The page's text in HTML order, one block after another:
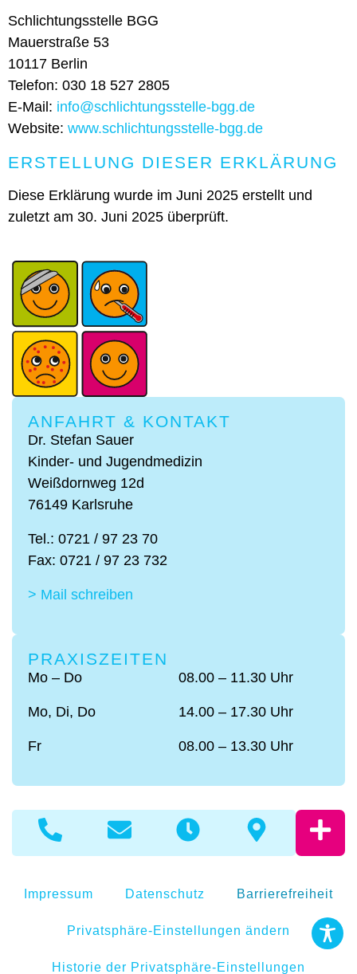
Schlichtungsstelle BGG
Mauerstraße 53
10117 Berlin
Telefon: 030 18 527 2805
E-Mail: info@schlichtungsstelle-bgg.de
Website: www.schlichtungsstelle-bgg.de
ERSTELLUNG DIESER ERKLÄRUNG
Diese Erklärung wurde im Juni 2025 erstellt und
zuletzt am 30. Juni 2025 überprüft.
ANFAHRT & KONTAKT
Dr. Stefan Sauer
Kinder- und Jugendmedizin
Weißdornweg 12d
76149 Karlsruhe
Tel.: 0721 / 97 23 70
Fax: 0721 / 97 23 732
> Mail schreiben
PRAXISZEITEN
Mo – Do
Mo, Di, Do
Fr
08.00 – 11.30 Uhr
14.00 – 17.30 Uhr
08.00 – 13.30 Uhr
Impressum Datenschutz Barrierefreiheit
Privatsphäre-Einstellungen ändern
Historie der Privatsphäre-Einstellungen